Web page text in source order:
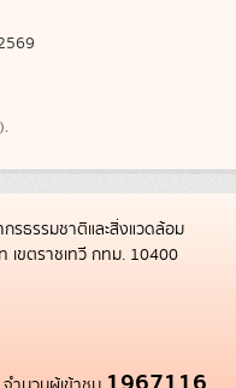
).
ธรรมชาติและสิ่งแวดล้อม
ขตราชเทวี กทม. 10400